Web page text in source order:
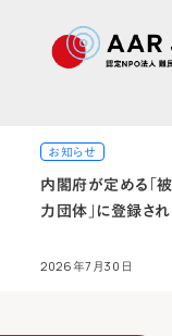
お知らせ
内閣府が定める「
力団体」に登録さ
2026年7月30日